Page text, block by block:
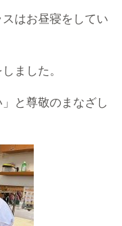
はお昼寝をしてい
ました。
と尊敬のまなざし